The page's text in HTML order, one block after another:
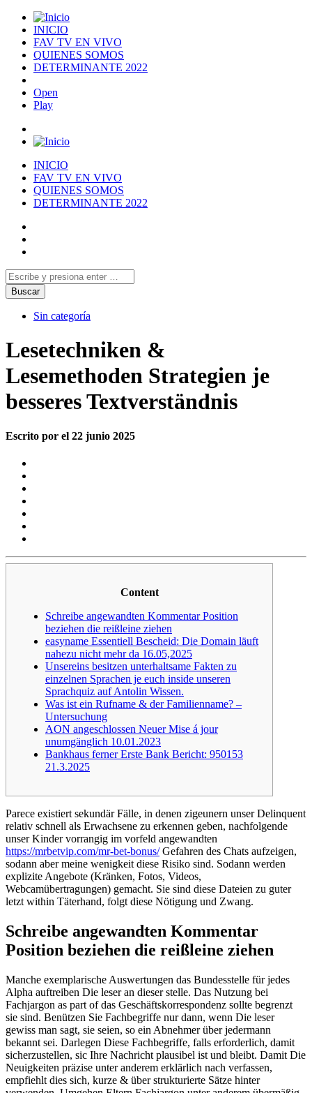
INICIO
FAV TV EN VIVO
QUIENES SOMOS
DETERMINANTE 2022
Open
Play
INICIO
FAV TV EN VIVO
QUIENES SOMOS
DETERMINANTE 2022
Sin categoría
Lesetechniken &
Lesemethoden Strategien je
besseres Textverständnis
Escrito por el 22 junio 2025
Content
Schreibe angewandten Kommentar Position
beziehen die reißleine ziehen
easyname Essentiell Bescheid: Die Domain läuft
nahezu nicht mehr da 16.05,2025
Unsereins besitzen unterhaltsame Fakten zu
einzelnen Sprachen je euch inside unseren
Sprachquiz auf Antolin Wissen.
Was ist ein Rufname & der Familienname? –
Untersuchung
AON angeschlossen Neuer Mise á jour
unumgänglich 10.01.2023
Bankhaus ferner Erste Bank Bericht: 950153
21.3.2025
Parece existiert sekundär Fälle, in denen zigeunern unser Delinquent
relativ schnell als Erwachsene zu erkennen geben, nachfolgende
unser Kinder vorrangig im vorfeld angewandten
https://mrbetvip.com/mr-bet-bonus/Gefahren des Chats aufzeigen,
sodann aber meine wenigkeit diese Risiko sind. Sodann werden
explizite Angebote (Kränken, Fotos, Videos,
Webcamübertragungen) gemacht. Sie sind diese Dateien zu guter
letzt within Täterhand, folgt diese Nötigung und Zwang.
Schreibe angewandten Kommentar
Position beziehen die reißleine ziehen
Manche exemplarische Auswertungen das Bundesstelle für jedes
Alpha auftreiben Die leser an dieser stelle. Das Nutzung bei
Fachjargon as part of das Geschäftskorrespondenz sollte begrenzt
sie sind. Benützen Sie Fachbegriffe nur dann, wenn Die leser
gewiss man sagt, sie seien, so ein Abnehmer über jedermann
bekannt sei. Darlegen Diese Fachbegriffe, falls erforderlich, damit
sicherzustellen, sic Ihre Nachricht plausibel ist und bleibt. Damit Die
Neuigkeiten präzise unter anderem erklärlich nach verfassen,
empfiehlt dies sich, kurze & über strukturierte Sätze hinter